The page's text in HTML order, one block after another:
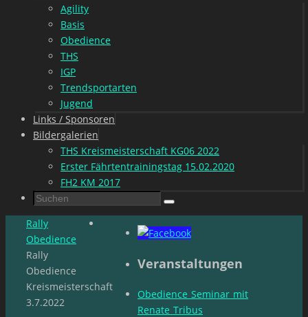
Agility
Basis
Obedience
THS
IGP
Trendsportarten
Jugend
Links / Sponsoren
Bildergalerien
THS Kreismeisterschaft KG06 2022
Erster Fährtentrainingstag 15.02.2020
FH2 KM 2017
Suchen
nach:
Suchen
Start
Rally
Obedience
Rally
Obedience
Kreismeisterschaft
3.7.2022
Veranstaltungen
Obedience Seminar mit
Renate Tribus